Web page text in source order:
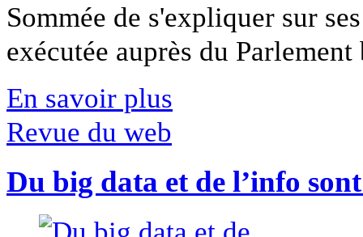
Sommée de s'expliquer sur
exécutée auprès du
En savoir plus
Revue du web
Du big data et de l’info